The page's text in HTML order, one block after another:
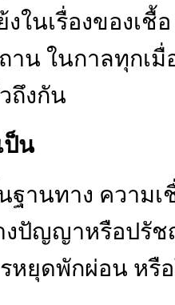
ในเรื่องของเชื้
น ในกาลทุกเมื่
ถึงกัน
ป็น
านทาง ความเ
างปัญญาหรือปรั
หยุดพักผ่อน หรื